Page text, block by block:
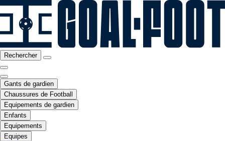
Rechercher
Gants de gardien
Chaussures de Football
Equipements de gardien
Enfants
Equipements
Equipes